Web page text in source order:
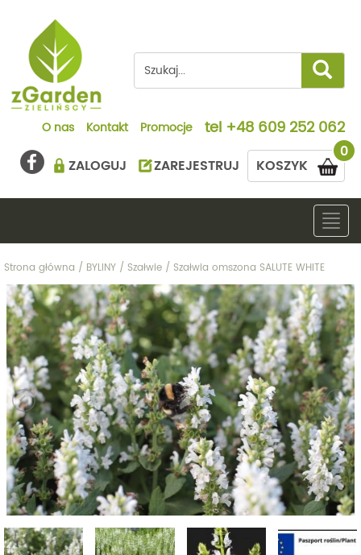
O nas Kontakt Promocje tel +48 609 252 062
0
KOSZYK
ZALOGUJ ZAREJESTRUJ
Strona główna / BYLINY / Szałwie / Szałwia omszona SALUTE WHITE